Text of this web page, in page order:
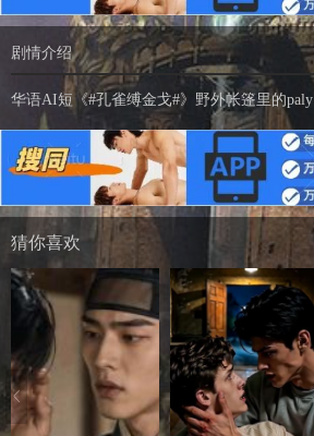
剧情介绍
华语AI短《#孔雀缚金戈#》野外帐篷里的paly
猜你喜欢